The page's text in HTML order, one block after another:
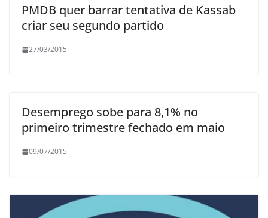
PMDB quer barrar tentativa de Kassab
criar seu segundo partido
27/03/2015
Desemprego sobe para 8,1% no
primeiro trimestre fechado em maio
09/07/2015